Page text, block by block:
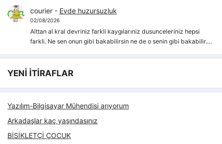
courier- Evde huzursuzluk
02/08/2026
Alttan al kral devriniz farkli kaygılarıniz dusunceleriniz hepsi
farkli. Ne sen onun gibi bakabilirsin ne de o senin gibi bakabilir.…
YENİ İTİRAFLAR
Yazılım-Bilgisayar Mühendisi arıyorum
Arkadaşlar kaç yaşındasınız
BİSİKLETÇİ ÇOCUK